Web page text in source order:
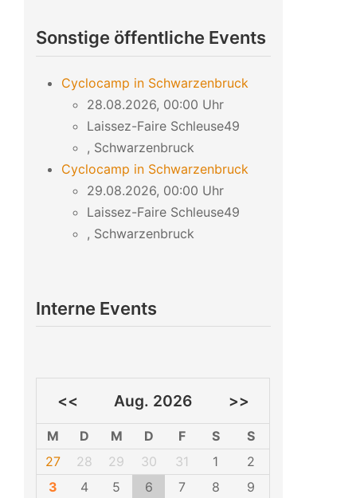
Sonstige öffentliche Events
Cyclocamp in Schwarzenbruck
28.08.2026, 00:00 Uhr
Laissez-Faire Schleuse49
, Schwarzenbruck
Cyclocamp in Schwarzenbruck
29.08.2026, 00:00 Uhr
Laissez-Faire Schleuse49
, Schwarzenbruck
Interne Events
<< Aug. 2026 >>
M D M D F S
S
27
28 29 30 31 1
2
3
4 5 6 7 8
9